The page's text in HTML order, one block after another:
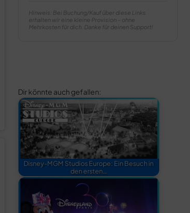
Hinweis: Bei Buchung/Kauf über diese Links
erhalten wir eine kleine Provision – ohne
Mehrkosten für dich. Danke für deinen Support!
Dir könnte auch gefallen:
Disney-MGM Studios Europe: Ein Besuch in
den ersten…